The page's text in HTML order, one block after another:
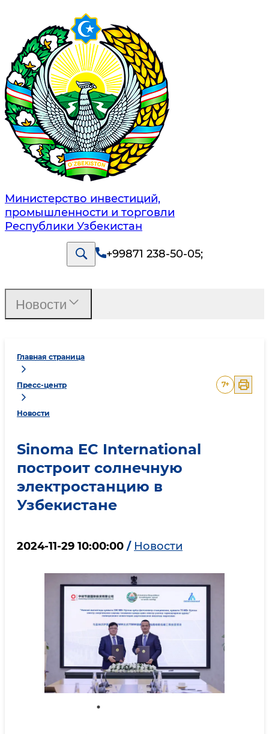
Министерство инвестиций,
промышленности и торговли
Республики Узбекистан
+99871 238-50-05;
Главная страница
Пресс-центр
Новости
7+
Sinoma EC International
построит солнечную
электростанцию в
Узбекистане
2024-11-29 10:00:00 / Новости
Новости